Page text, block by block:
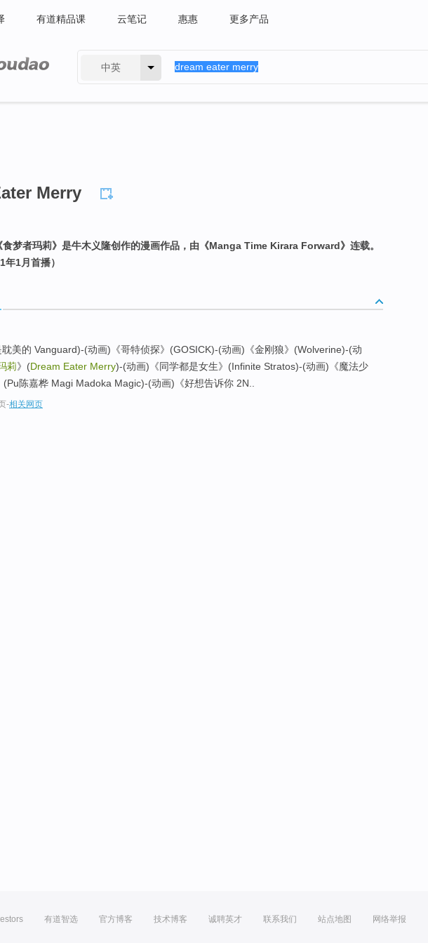
有道精品课 云笔记 惠惠 更多产品
中英
Merry
食梦者玛莉》是牛木义隆创作的漫画作品，由《Manga Time Kirara Forward》连载。
1月首播）
耽美的 Vanguard)-(动画)《哥特侦探》(GOSICK)-(动画)《金刚狼》(Wolverine)-(动
莉》(Dream Eater Merry)-(动画)《同学都是女生》(Infinite Stratos)-(动画)《魔法少
(Pu陈嘉桦 Magi Madoka Magic)-(动画)《好想告诉你 2N..
-相关网页
有道智选 官方博客 技术博客 诚聘英才 联系我们 站点地图 网络举报